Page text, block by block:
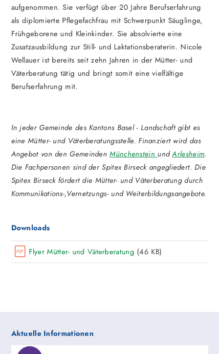
aufgenommen. Sie verfügt über 20 Jahre Berufserfahrung
als diplomierte Pflegefachfrau mit Schwerpunkt Säuglinge,
Frühgeborene und Kleinkinder. Sie absolvierte eine
Zusatzausbildung zur Still- und Laktationsberaterin. Nicole
Wellauer ist bereits seit zehn Jahren in der Mütter- und
Väterberatung tätig und bringt somit eine vielfältige
Berufserfahrung mit.
In jeder Gemeinde des Kantons Basel - Landschaft gibt es
eine Mütter- und Väterberatungsstelle. Finanziert wird das
Angebot von den GemeindenMünchenstein undArlesheim.
Die Fachpersonen sind der Spitex Birseck angegliedert. Die
Spitex Birseck fördert die Mütter- und Väterberatung durch
Kommunikations-,Vernetzungs- und Weiterbildungsangebote.
Downloads
Flyer Mütter- und Väterberatung (46 KB)
Aktuelle Informationen